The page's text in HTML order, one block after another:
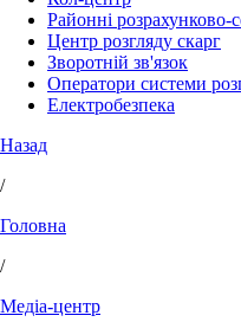
Районні розрахунково-
Центр розгляду скарг
Зворотній зв'язок
Оператори системи
Електробезпека
Назад
/
Головна
/
Медіа-центр